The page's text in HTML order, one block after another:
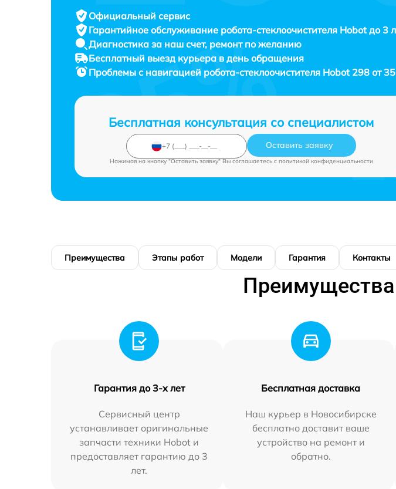
Официальный сервис
Гарантийное обслуживание робота-стеклоочистителя Hobot до 3
Диагностика за наш счет, ремонт по желанию
Бесплатный выезд курьера в день обращения
Проблемы с навигацией робота-стеклоочистителя Hobot 298 от
Бесплатная консультация со специалистом
Оставить заявку
Нажимая на кнопку "Оставить заявку" Вы соглашаетесь c политикой конфиденциальности
Преимущества Этапы работ Модели Гарантия Контакты
Гарантия до 3-х лет
Сервисный центр
устанавливает оригинальные
запчасти техники Hobot и
предоставляет гарантию до 3
лет.
Бесплатная доставка
Наш курьер в Новосибирске
бесплатно доставит ваше
устройство на ремонт и
обратно.